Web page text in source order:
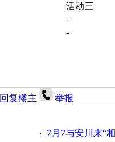
活动三
-
-
回复楼主 举报
· 7月7与安川来“